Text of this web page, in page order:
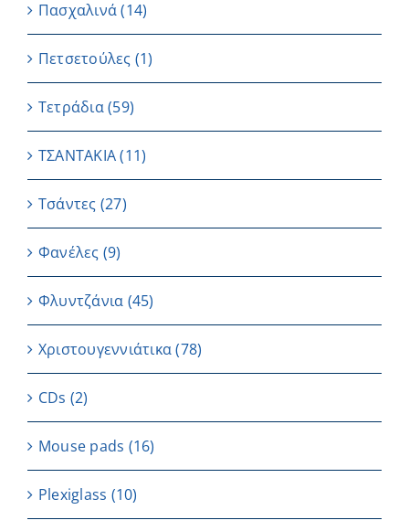
Πασχαλινά (14)
Πετσετούλες (1)
Τετράδια(59)
ΤΣΑΝΤΑΚΙΑ (11)
Τσάντες (27)
Φανέλες (9)
Φλυντζάνια (45)
Χριστουγεννιάτικα(78)
CDs (2)
Μouse pads (16)
Plexiglass (10)